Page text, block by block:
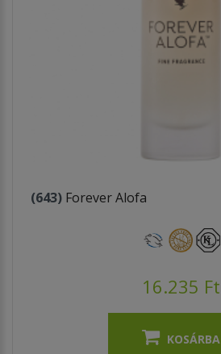
(643) Forever Alofa
16.235 Ft
KOSÁRBA